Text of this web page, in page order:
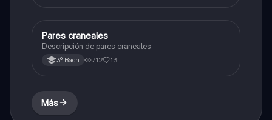
Biología
Pares craneales
Descripción de pares craneales
3º Bach 712 13
Más